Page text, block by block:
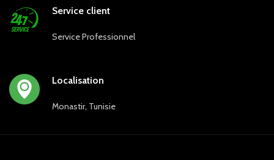
Service client
Service Professionnel
Localisation
Monastir, Tunisie